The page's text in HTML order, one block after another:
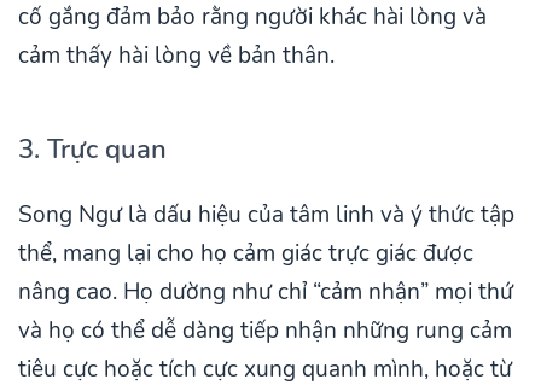
cố gắng đảm bảo rằng người khác hài lòng và
cảm thấy hài lòng về bản thân.
3. Trực quan
Song Ngư là dấu hiệu của tâm linh và ý thức tập
thể, mang lại cho họ cảm giác trực giác được
nâng cao. Họ dường như chỉ “cảm nhận” mọi thứ
và họ có thể dễ dàng tiếp nhận những rung cảm
tiêu cực hoặc tích cực xung quanh mình, hoặc từ